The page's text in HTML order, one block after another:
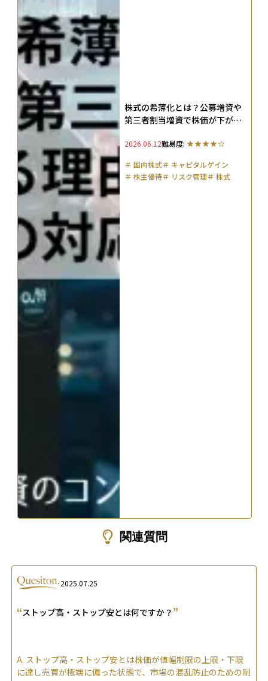
株式の希薄化とは？公募増資や
第三者割当増資で株価が下がる
策を解説
2026.06.12難易度:
＃ 国内株式＃ キャピタルゲイン
＃ 株主優待＃ リスク管理＃ 株式
関連質問
2025.07.25
“ストップ高・ストップ安とは何ですか？ ”
A. ストップ高・ストップ安とは株価が値幅制限の上限・下限
に達し売買が極端に偏った状態で、市場の混乱防止のための制